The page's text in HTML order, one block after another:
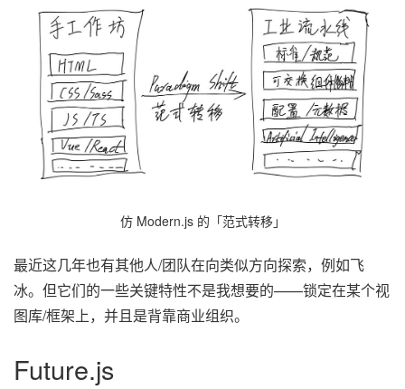
仿 Modern.js 的「范式转移」
最近这几年也有其他人/团队在向类似方向探索，例如飞
冰。但它们的一些关键特性不是我想要的——锁定在某个视
图库/框架上，并且是背靠商业组织。
Future.js